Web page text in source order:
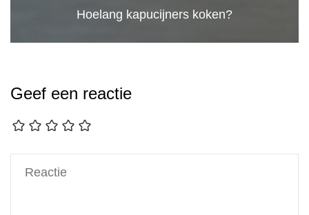
Hoelang kapucijners koken?
Geef een reactie